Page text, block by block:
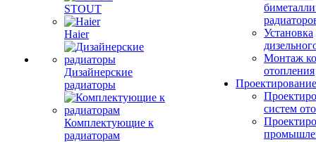
STOUT
Haier
Дизайнерские
радиаторы
Комплектующие к
радиаторам
Установка
Монтаж
отопления
Проектирование
систем